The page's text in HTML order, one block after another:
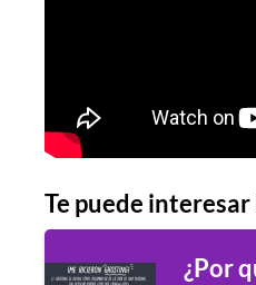
Te puede
¿Por